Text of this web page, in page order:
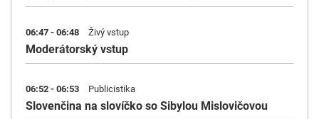
06:47 - 06:48 Živý vstup
Moderátorský vstup
06:52 - 06:53 Publicistika
Slovenčina na slovíčko so Sibylou Mislovičovou